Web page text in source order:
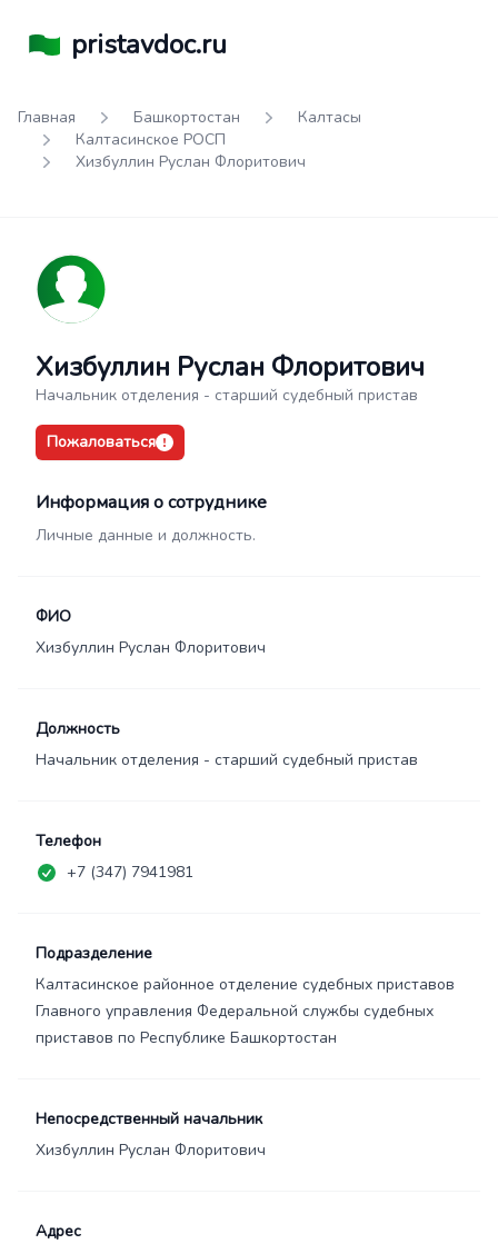
pristavdoc.ru
Главная Башкортостан
Калтасы
Калтасинское РОСП
Хизбуллин Руслан Флоритович
Хизбуллин Руслан Флоритович
Начальник отделения - старший судебный пристав
Пожаловаться
Информация о сотруднике
Личные данные и должность.
ФИО
Хизбуллин Руслан Флоритович
Должность
Начальник отделения - старший судебный пристав
Телефон
+7 (347) 7941981
Подразделение
Калтасинское районное отделение судебных приставов
Главного управления Федеральной службы судебных
приставов по Республике Башкортостан
Непосредственный начальник
Хизбуллин Руслан Флоритович
Адрес